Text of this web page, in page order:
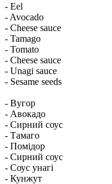
- Eel
- Avocado
- Cheese sauce
- Tamago
- Tomato
- Cheese sauce
- Unagi sauce
- Sesame seeds
- Вугор
- Авокадо
- Сирний соус
- Тамаго
- Помідор
- Сирний соус
- Соус унагі
- Кунжут